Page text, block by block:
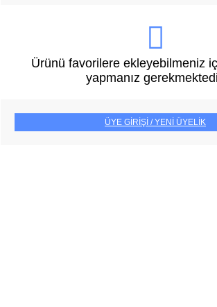
Ürünü favorilere ekleyebilmeniz
yapmanız
ÜYE GİRİŞİ / YENİ ÜYELİK